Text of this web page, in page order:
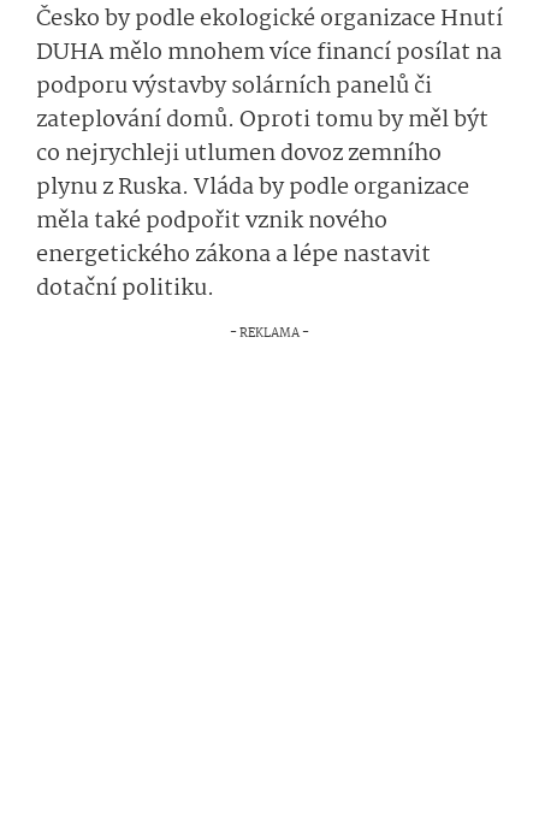
Česko by podle ekologické organizace Hnutí
DUHA mělo mnohem více financí posílat na
podporu výstavby solárních panelů či
zateplování domů. Oproti tomu by měl být
co nejrychleji utlumen dovoz zemního
plynu z Ruska. Vláda by podle organizace
měla také podpořit vznik nového
energetického zákona a lépe nastavit
dotační politiku.